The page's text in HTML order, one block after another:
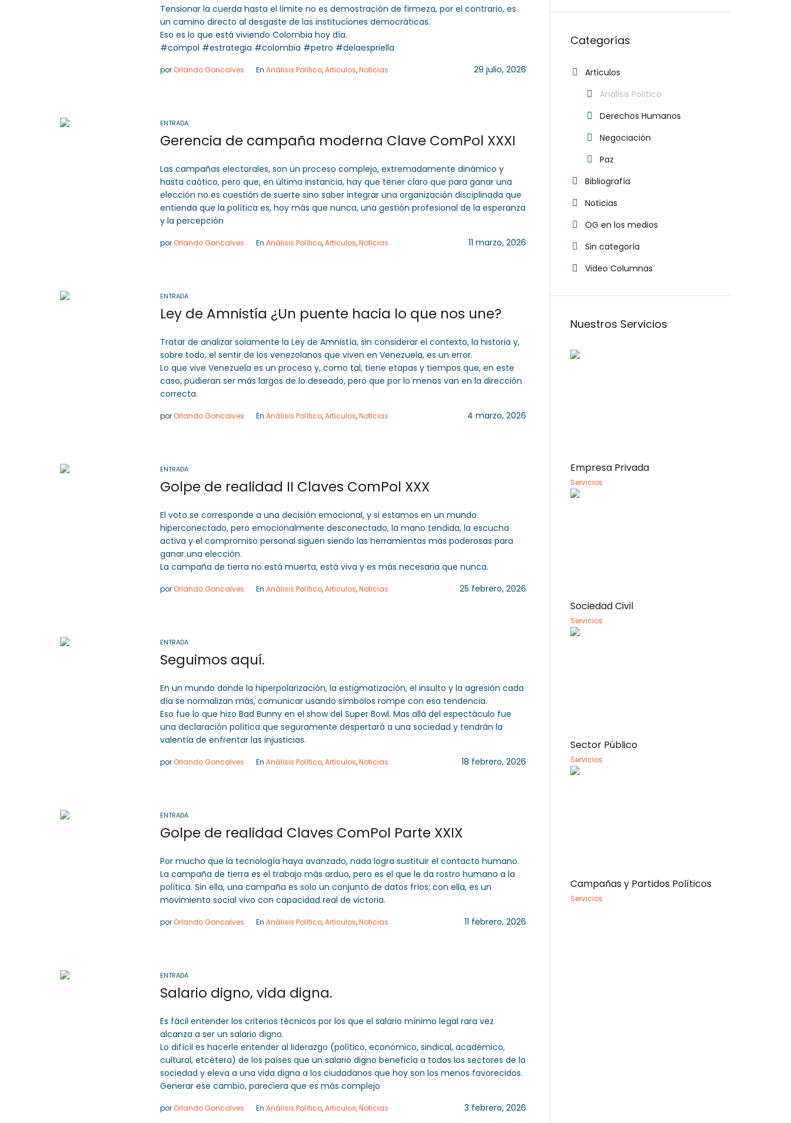
Tensionar la cuerda hasta el límite no es demostración de firmeza, por el contrario, es
un camino directo al desgaste de las instituciones democráticas.
Eso es lo que está viviendo Colombia hoy día.
#compol #estrategia #colombia #petro #delaespriella
29 julio, 2026
por Orlando Goncalves En Análisis Político,Articulos,Noticias
ENTRADA
Gerencia de campaña moderna Clave ComPol XXXI
Las campañas electorales, son un proceso complejo, extremadamente dinámico y
hasta caótico, pero que, en última instancia, hay que tener claro que para ganar una
elección no es cuestión de suerte sino saber integrar una organización disciplinada que
entienda que la política es, hoy más que nunca, una gestión profesional de la esperanza
y la percepción
11 marzo, 2026
por Orlando Goncalves En Análisis Político,Articulos,Noticias
ENTRADA
Ley de Amnistía ¿Un puente hacia lo que nos une?
Tratar de analizar solamente la Ley de Amnistía, sin considerar el contexto, la historia y,
sobre todo, el sentir de los venezolanos que viven en Venezuela, es un error.
Lo que vive Venezuela es un proceso y, como tal, tiene etapas y tiempos que, en este
caso, pudieran ser más largos de lo deseado, pero que por lo menos van en la dirección
correcta.
4 marzo, 2026
por Orlando Goncalves En Análisis Político,Articulos,Noticias
ENTRADA
Golpe de realidad II Claves ComPol XXX
El voto se corresponde a una decisión emocional, y si estamos en un mundo
hiperconectado, pero emocionalmente desconectado, la mano tendida, la escucha
activa y el compromiso personal siguen siendo las herramientas más poderosas para
ganar una elección.
La campaña de tierra no está muerta, está viva y es más necesaria que nunca.
25 febrero, 2026
por Orlando Goncalves En Análisis Político,Articulos,Noticias
ENTRADA
Seguimos aquí.
En un mundo donde la hiperpolarización, la estigmatización, el insulto y la agresión cada
día se normalizan más, comunicar usando símbolos rompe con esa tendencia.
Eso fue lo que hizo Bad Bunny en el show del Super Bowl. Mas allá del espectáculo fue
una declaración política que seguramente despertará a una sociedad y tendrán la
valentía de enfrentar las injusticias.
18 febrero, 2026
por Orlando Goncalves En Análisis Político,Articulos,Noticias
ENTRADA
Golpe de realidad Claves ComPol Parte XXIX
Por mucho que la tecnología haya avanzado, nada logra sustituir el contacto humano.
La campaña de tierra es el trabajo más arduo, pero es el que le da rostro humano a la
política. Sin ella, una campaña es solo un conjunto de datos fríos; con ella, es un
movimiento social vivo con capacidad real de victoria.
11 febrero, 2026
por Orlando Goncalves En Análisis Político,Articulos,Noticias
ENTRADA
Salario digno, vida digna.
Es fácil entender los criterios técnicos por los que el salario mínimo legal rara vez
alcanza a ser un salario digno.
Lo difícil es hacerle entender al liderazgo (político, económico, sindical, académico,
cultural, etcétera) de los países que un salario digno beneficia a todos los sectores de la
sociedad y eleva a una vida digna a los ciudadanos que hoy son los menos favorecidos.
Generar ese cambio, pareciera que es más complejo
3 febrero, 2026
por Orlando Goncalves En Análisis Político,Articulos,Noticias
Categorías
Articulos
Análisis Político
Derechos Humanos
Negociación
Paz
Bibliografía
Noticias
OG en los medios
Sin categoría
Video Columnas
Nuestros Servicios
Empresa Privada
Servicios
Sociedad Civil
Servicios
Sector Público
Servicios
Campañas y Partidos Políticos
Servicios